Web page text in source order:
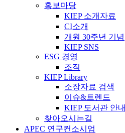
홍보마당
KIEP 소개자료
CI소개
개원 30주년 기념
KIEP SNS
ESG 경영
조직
KIEP Library
소장자료 검색
이슈&트렌드
KIEP 도서관 안내
찾아오시는길
APEC 연구컨소시엄